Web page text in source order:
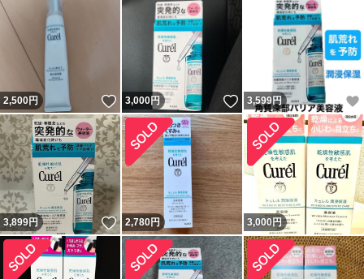
2,500円 いいね！
3,000円 いいね！
3,599円
3,899円 いいね！
2,780円 3,000円